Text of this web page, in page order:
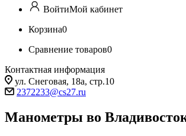
ВойтиМой кабинет
Корзина0
Сравнение товаров0
Контактная информация
ул. Снеговая, 18а, стр.10
2372233@cs27.ru
Манометры во